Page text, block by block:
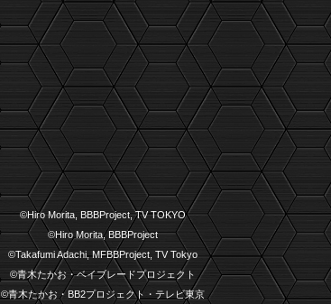
©Hiro Morita, BBBProject, TV TOKYO
©Hiro Morita, BBBProject
©Takafumi Adachi, MFBBProject, TV Tokyo
©青木たかお・ベイブレードプロジェクト
©青木たかお・BB2プロジェクト・テレビ東京